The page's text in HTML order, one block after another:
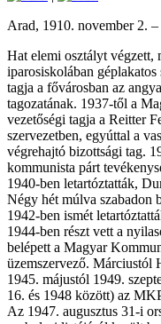
Arad, 1910. november 2.
Hat elemi osztályt végzett,
iparosiskolában
tagja a fővárosban az
tagozatának. 1937-től a
vezetőségi tagja a Reitter
szervezetben, egyúttal a
végrehajtó bizottsági tag.
kommunista párt
1940-ben letartóztatták,
Négy hét múlva szabadon
1942-ben ismét
1944-ben részt vett a
belépett a Magyar
üzemszervező. Márciustól
1945. májustól 1949.
16. és 1948 között) az
Az 1947. augusztus 31-i